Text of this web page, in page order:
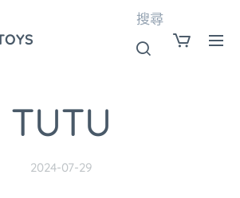
搜尋
TUTU
2024-07-29